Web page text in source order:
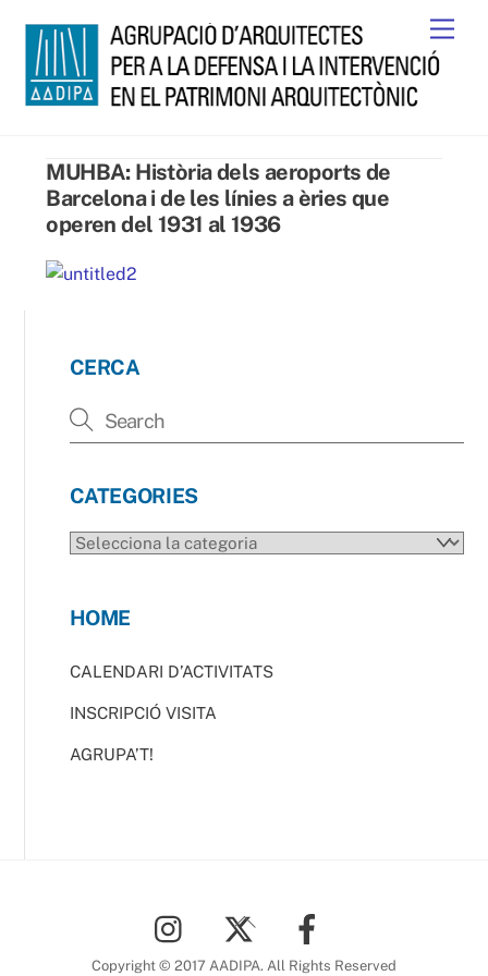
content
MUHBA: Història dels aeroports de
Barcelona i de les línies a èries que
operen del 1931 al 1936
CERCA
CATEGORIES
CATEGORIES
HOME
CALENDARI D’ACTIVITATS
INSCRIPCIÓ VISITA
AGRUPA’T!
To
Top
Copyright © 2017 AADIPA. All Rights Reserved